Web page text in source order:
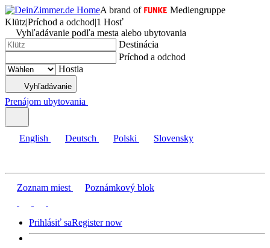
A brand of
Mediengruppe
Klütz|Príchod a odchod|1 Hosť
Vyhľadávanie podľa mesta alebo ubytovania
Destinácia
Príchod a odchod
Hostia
Vyhľadávanie
Prenájom ubytovania
English Deutsch Polski Slovensky
Zoznam miest Poznámkový blok
Prihlásiť saRegister now